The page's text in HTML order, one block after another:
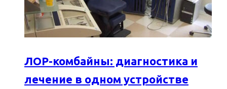
ЛОР-комбайны: диагностика и
лечение в одном устройстве